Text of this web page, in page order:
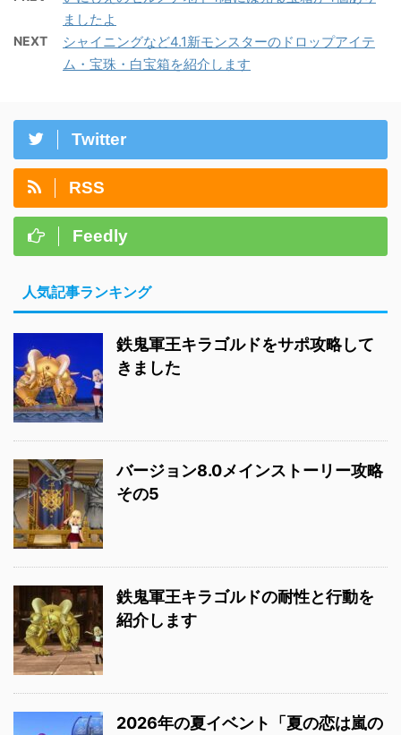
ましたよ
NEXT
シャイニングなど4.1新モンスターのドロップアイテ
ム・宝珠・白宝箱を紹介します
Twitter
RSS
Feedly
人気記事ランキング
鉄鬼軍王キラゴルドをサポ攻略して
きました
バージョン8.0メインストーリー攻略
その5
鉄鬼軍王キラゴルドの耐性と行動を
紹介します
2026年の夏イベント「夏の恋は嵐の